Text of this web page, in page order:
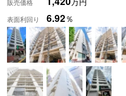
販売価格
表面利回り 6.92％